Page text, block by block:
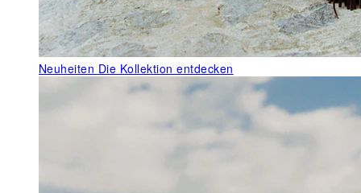
Neuheiten Die Kollektion entdecken